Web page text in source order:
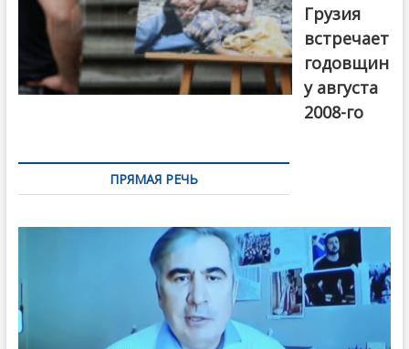
Грузия
встречает
годовщин
у августа
2008-го
ПРЯМАЯ РЕЧЬ